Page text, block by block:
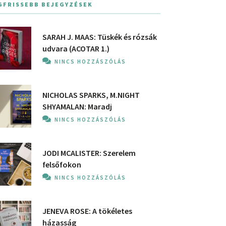
BEJEGYZÉSEK
SARAH J. MAAS: Tüskék és rózsák
udvara (ACOTAR 1.)
NINCS HOZZÁSZÓLÁS
NICHOLAS SPARKS, M.NIGHT
SHYAMALAN: Maradj
NINCS HOZZÁSZÓLÁS
JODI MCALISTER: Szerelem
felsőfokon
NINCS HOZZÁSZÓLÁS
JENEVA ROSE: A ​tökéletes
házasság